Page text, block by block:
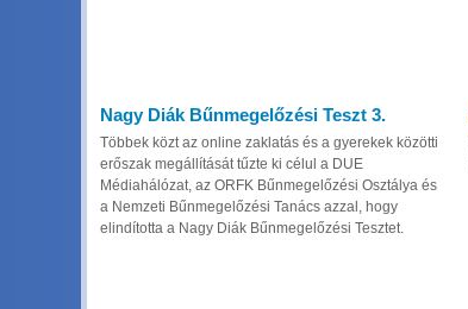
Nagy Diák Bűnmegelőzési Teszt 3.
Többek közt az online zaklatás és a gyerekek közötti
erőszak megállítását tűzte ki célul a DUE
Médiahálózat, az ORFK Bűnmegelőzési Osztálya és
a Nemzeti Bűnmegelőzési Tanács azzal, hogy
elindította a Nagy Diák Bűnmegelőzési Tesztet.